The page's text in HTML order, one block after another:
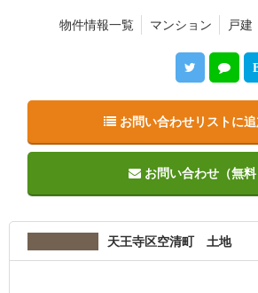
物件情報一覧 マンション 戸建
お問い合わせリストに
お問い合わせ（無料
天王寺区空清町 土地